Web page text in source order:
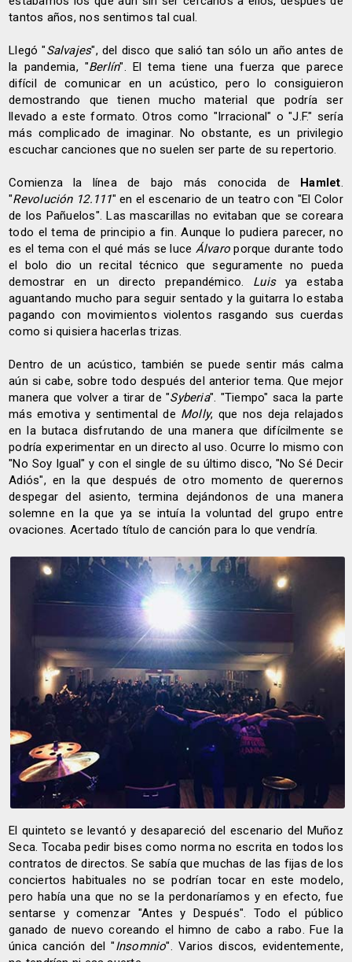
tantos años, nos sentimos tal cual.
Llegó "Salvajes", del disco que salió tan sólo un año antes de
la pandemia, "Berlín". El tema tiene una fuerza que parece
difícil de comunicar en un acústico, pero lo consiguieron
demostrando que tienen mucho material que podría ser
llevado a este formato. Otros como "Irracional" o "J.F." sería
más complicado de imaginar. No obstante, es un privilegio
escuchar canciones que no suelen ser parte de su repertorio.
Comienza la línea de bajo más conocida de Hamlet.
"Revolución 12.111" en el escenario de un teatro con "El Color
de los Pañuelos". Las mascarillas no evitaban que se coreara
todo el tema de principio a fin. Aunque lo pudiera parecer, no
es el tema con el qué más se luce Álvaro porque durante todo
el bolo dio un recital técnico que seguramente no pueda
demostrar en un directo prepandémico. Luisya estaba
aguantando mucho para seguir sentado y la guitarra lo estaba
pagando con movimientos violentos rasgando sus cuerdas
como si quisiera hacerlas trizas.
Dentro de un acústico, también se puede sentir más calma
aún si cabe, sobre todo después del anterior tema. Que mejor
manera que volver a tirar de "Syberia". "Tiempo" saca la parte
más emotiva y sentimental de Molly, que nos deja relajados
en la butaca disfrutando de una manera que difícilmente se
podría experimentar en un directo al uso. Ocurre lo mismo con
"No Soy Igual" y con el single de su último disco, "No Sé Decir
Adiós", en la que después de otro momento de querernos
despegar del asiento, termina dejándonos de una manera
solemne en la que ya se intuía la voluntad del grupo entre
ovaciones. Acertado título de canción para lo que vendría.
El quinteto se levantó y desapareció del escenario del Muñoz
Seca. Tocaba pedir bises como norma no escrita en todos los
contratos de directos. Se sabía que muchas de las fijas de los
conciertos habituales no se podrían tocar en este modelo,
pero había una que no se la perdonaríamos y en efecto, fue
sentarse y comenzar "Antes y Después". Todo el público
ganado de nuevo coreando el himno de cabo a rabo. Fue la
única canción del "Insomnio". Varios discos, evidentemente,